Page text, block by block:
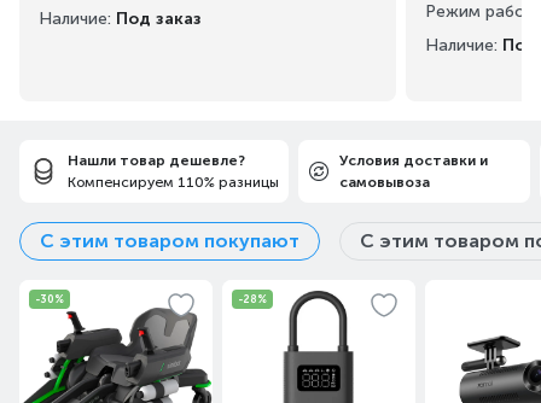
Наличие: Под заказ
Режим
Наличие: Под
Нашли товар дешевле?
Компенсируем 110% разницы
Условия доставки и
самовывоза
С этим товаром покупают С этим товаром
-30% -28%